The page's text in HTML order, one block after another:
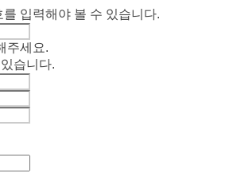
입력해야 볼 수 있습니다.
주세요.
습니다.